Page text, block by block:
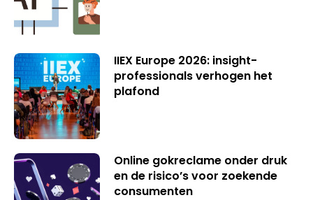
IIEX Europe 2026: insight-
professionals verhogen het
plafond
Online gokreclame onder druk
en de risico’s voor zoekende
consumenten